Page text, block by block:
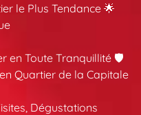
le Plus Tendance 🌟
en Toute Tranquillité 🛡️
Quartier de la Capitale
Dégustations